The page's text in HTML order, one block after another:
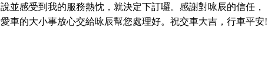
說並感受到我的服務熱忱，就決定下訂囉。感謝對咏辰的信任，
愛車的大小事放心交給咏辰幫您處理好。祝交車大吉，行車平安!